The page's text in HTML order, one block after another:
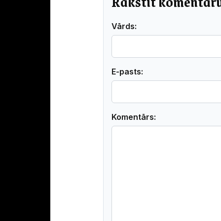
Vārds:
E-pasts:
Komentārs: